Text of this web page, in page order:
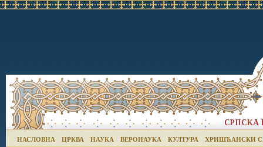
НАСЛОВНА ЦРКВА НАУКА ВЕРОНАУКА КУЛТУРА ХРИШЋАНСКИ